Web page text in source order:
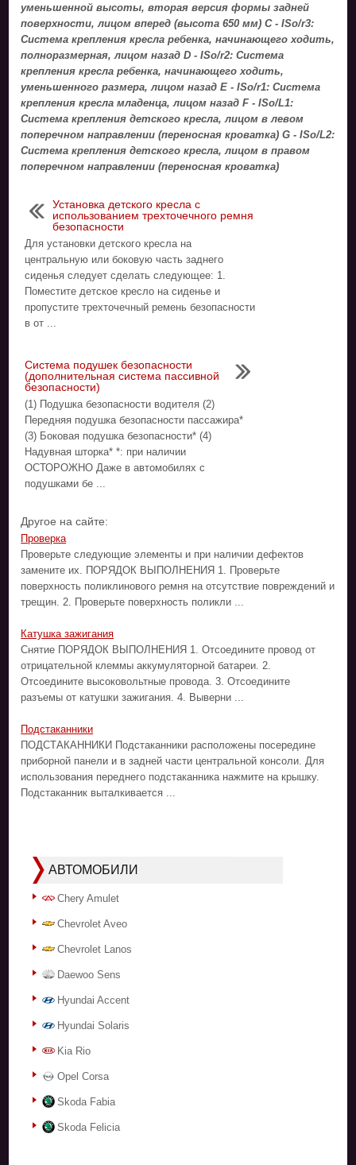
уменьшенной высоты, вторая версия формы задней
поверхности, лицом вперед (высота 650 мм) C - ISo/r3:
Система крепления кресла ребенка, начинающего ходить,
полноразмерная, лицом назад D - ISo/r2: Система
крепления кресла ребенка, начинающего ходить,
уменьшенного размера, лицом назад E - ISo/r1: Система
крепления кресла младенца, лицом назад F - ISo/L1:
Система крепления детского кресла, лицом в левом
поперечном направлении (переносная кроватка) G - ISo/L2:
Система крепления детского кресла, лицом в правом
поперечном направлении (переносная кроватка)
Установка детского кресла с
использованием трехточечного ремня
безопасности
Для установки детского кресла на
центральную или боковую часть заднего
сиденья следует сделать следующее: 1.
Поместите детское кресло на сиденье и
пропустите трехточечный ремень безопасности
в от ...
Система подушек безопасности
(дополнительная система пассивной
безопасности)
(1) Подушка безопасности водителя (2)
Передняя подушка безопасности пассажира*
(3) Боковая подушка безопасности* (4)
Надувная шторка* *: при наличии
ОСТОРОЖНО Даже в автомобилях c
подушками бе ...
Другое на сайте:
Проверка
Проверьте следующие элементы и при наличии дефектов
замените их. ПОРЯДОК ВЫПОЛНЕНИЯ 1. Проверьте
поверхность поликлинового ремня на отсутствие повреждений и
трещин. 2. Проверьте поверхность поликли ...
Катушка зажигания
Снятие ПОРЯДОК ВЫПОЛНЕНИЯ 1. Отсоедините провод от
отрицательной клеммы аккумуляторной батареи. 2.
Отсоедините высоковольтные провода. 3. Отсоедините
разъемы от катушки зажигания. 4. Выверни ...
Подстаканники
ПОДСТАКАННИКИ Подстаканники расположены посередине
приборной панели и в задней части центральной консоли. Для
использования переднего подстаканника нажмите на крышку.
Подстаканник выталкивается ...
АВТОМОБИЛИ
Chery Amulet
Chevrolet Aveo
Chevrolet Lanos
Daewoo Sens
Hyundai Accent
Hyundai Solaris
Kia Rio
Opel Corsa
Skoda Fabia
Skoda Felicia